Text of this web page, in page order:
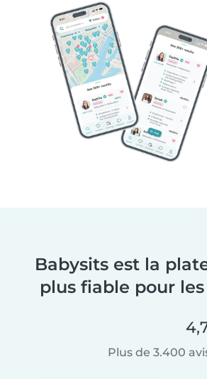
Babysits est la
plus fiable pour
Plus de 3.400